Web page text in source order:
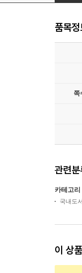
품목
쪽
관련
카테고리
국내도서
이 상